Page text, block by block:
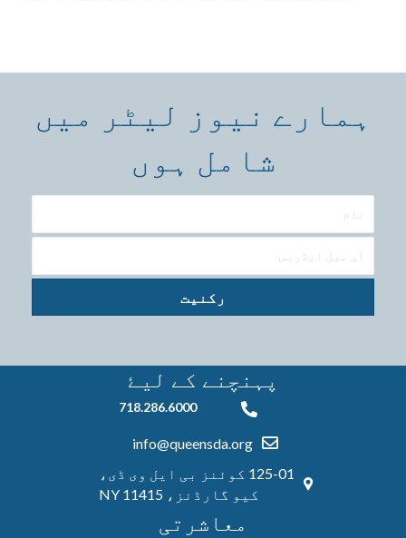
ہمارے نیوز لیٹر میں
شامل ہوں
رکنیت
پہنچنے کے ليۓ
718.286.6000
718.286.6000
info@queensda.org
125-01 کوئنز بی ایل وی ڈی،
کیو گارڈنز، NY 11415
معاشرتی